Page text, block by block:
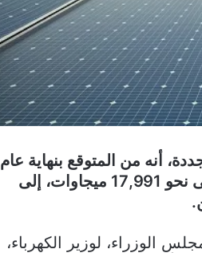
أنه من المتوقع بنهاية عام
2027 أن تصل القدرات المركبة من الطاقات المتجددة إلى نحو 17,991 ميجاوات، إلى
الوزراء، لوزير الكهرباء،